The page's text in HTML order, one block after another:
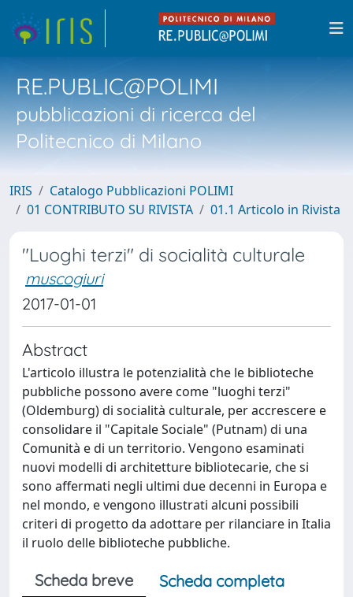
RE.PUBLIC@POLIMI
pubblicazioni di ricerca del
Politecnico di Milano
IRIS
Catalogo Pubblicazioni POLIMI
01 CONTRIBUTO SU RIVISTA
01.1 Articolo in Rivista
"Luoghi terzi" di socialità culturale
muscogiuri
2017-01-01
Abstract
L'articolo illustra le potenzialità che le biblioteche
pubbliche possono avere come "luoghi terzi"
(Oldemburg) di socialità culturale, per accrescere e
consolidare il "Capitale Sociale" (Putnam) di una
Comunità e di un territorio. Vengono esaminati
nuovi modelli di architetture bibliotecarie, che si
sono affermati negli ultimi due decenni in Europa e
nel mondo, e vengono illustrati alcuni possibili
criteri di progetto da adottare per rilanciare in Italia
il ruolo delle biblioteche pubbliche.
Scheda breve
Scheda completa